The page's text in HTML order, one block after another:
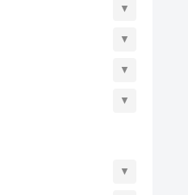
▼
▼
▼
▼
▼